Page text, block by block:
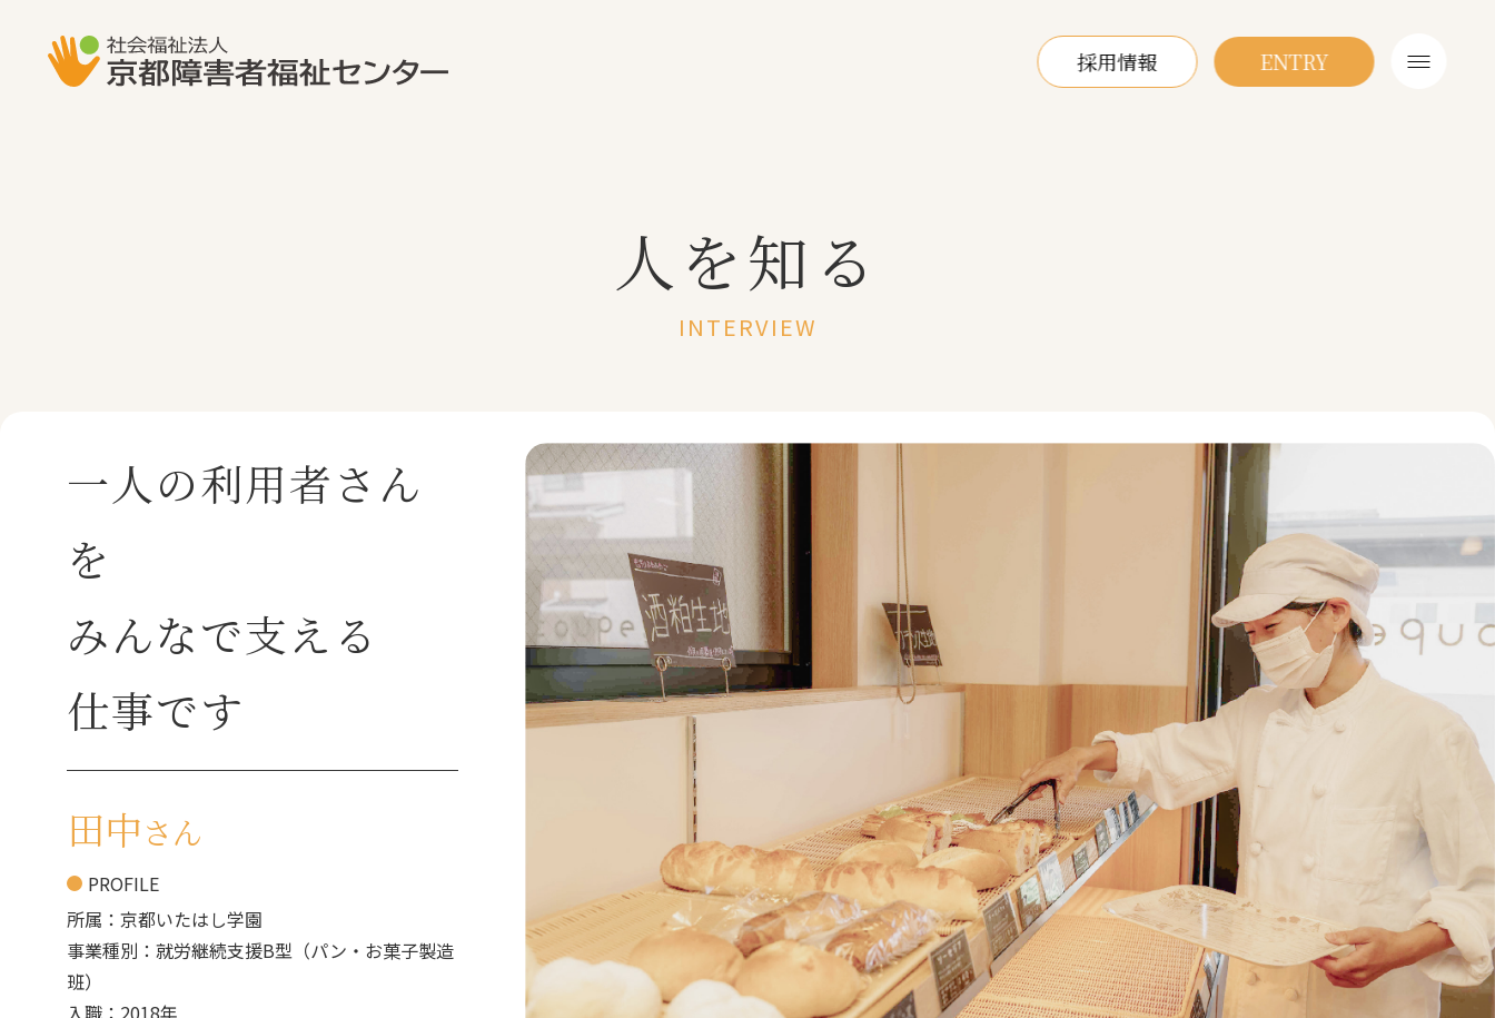
採用情報 ENTRY
人を知る
INTERVIEW
一人の利用者さん
を
みんなで支える
仕事です
田中さん
PROFILE
所属：京都いたはし学園
事業種別：就労継続支援B型（パン・お菓子製造
班）
入職：2018年